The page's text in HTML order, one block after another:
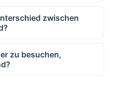
zwischen
zu besuchen,